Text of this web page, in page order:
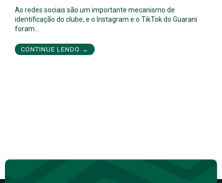
As redes sociais são um importante mecanismo de
identificação do clube, e o Instagram e o TikTok do Guarani
foram…
CONTINUE LENDO →